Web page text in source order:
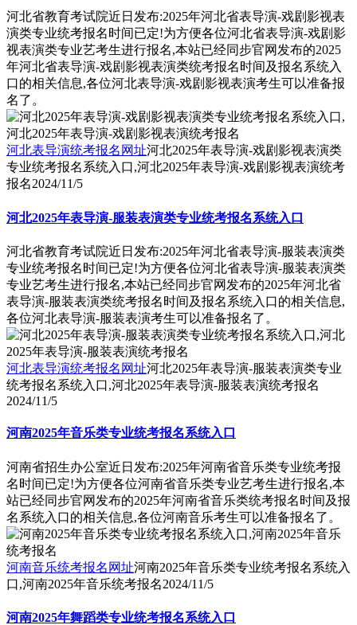
河北省教育考试院近日发布:2025年河北省表导演-戏剧影视表
演类专业统考报名时间已定!为方便各位河北省表导演-戏剧影
视表演类专业艺考生进行报名,本站已经同步官网发布的2025
年河北省表导演-戏剧影视表演类统考报名时间及报名系统入
口的相关信息,各位河北表导演-戏剧影视表演考生可以准备报
名了。
河北表导演统考报名网址河北2025年表导演-戏剧影视表演类
专业统考报名系统入口,河北2025年表导演-戏剧影视表演统考
报名2024/11/5
河北2025年表导演-服装表演类专业统考报名系统入口
河北省教育考试院近日发布:2025年河北省表导演-服装表演类
专业统考报名时间已定!为方便各位河北省表导演-服装表演类
专业艺考生进行报名,本站已经同步官网发布的2025年河北省
表导演-服装表演类统考报名时间及报名系统入口的相关信息,
各位河北表导演-服装表演考生可以准备报名了。
河北表导演统考报名网址河北2025年表导演-服装表演类专业
统考报名系统入口,河北2025年表导演-服装表演统考报名
2024/11/5
河南2025年音乐类专业统考报名系统入口
河南省招生办公室近日发布:2025年河南省音乐类专业统考报
名时间已定!为方便各位河南省音乐类专业艺考生进行报名,本
站已经同步官网发布的2025年河南省音乐类统考报名时间及报
名系统入口的相关信息,各位河南音乐考生可以准备报名了。
河南音乐统考报名网址河南2025年音乐类专业统考报名系统入
口,河南2025年音乐统考报名2024/11/5
河南2025年舞蹈类专业统考报名系统入口